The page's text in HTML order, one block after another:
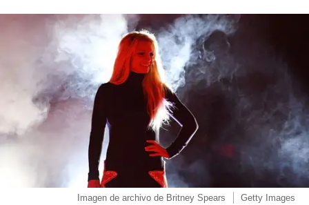
Imagen de archivo de Britney Spears Getty Images